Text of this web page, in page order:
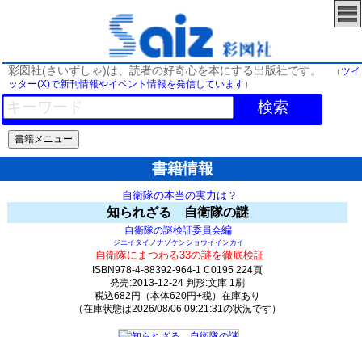
彩図社(さいずしゃ)は、読者の好奇心を本にする出版社です。 （ ツイ
ッター(X)で新刊情報やイベント情報を発信しています）
検索
書籍情報
自衛隊の本当の実力は？
知られざる 自衛隊の謎
自衛隊の謎検証委員会編
ジエイタイノナゾケンショウイインカイ
自衛隊にまつわる33の謎を徹底検証
ISBN978-4-88392-964-1 C0195 224頁
発売:2013-12-24 判形:文庫 1刷
税込682円（本体620円+税）在庫あり
（在庫状態は2026/08/06 09:21:31の状況です）